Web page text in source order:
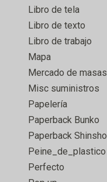
Libro de tela
Libro de texto
Libro de trabajo
Mapa
Mercado de masas
Misc suministros
Papelería
Paperback Bunko
Paperback Shinsho
Peine_de_plastico
Perfecto